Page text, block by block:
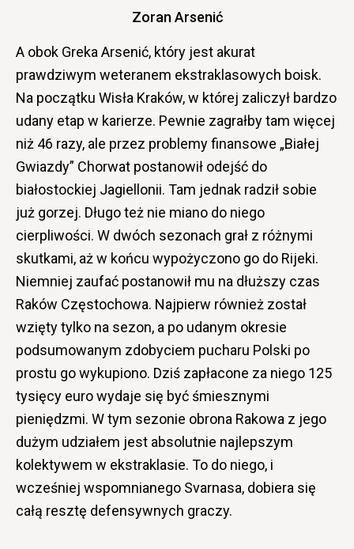
Zoran Arsenić
A obok Greka Arsenić, który jest akurat
prawdziwym weteranem ekstraklasowych boisk.
Na początku Wisła Kraków, w której zaliczył bardzo
udany etap w karierze. Pewnie zagrałby tam więcej
niż 46 razy, ale przez problemy finansowe „Białej
Gwiazdy” Chorwat postanowił odejść do
białostockiej Jagiellonii. Tam jednak radził sobie
już gorzej. Długo też nie miano do niego
cierpliwości. W dwóch sezonach grał z różnymi
skutkami, aż w końcu wypożyczono go do Rijeki.
Niemniej zaufać postanowił mu na dłuższy czas
Raków Częstochowa. Najpierw również został
wzięty tylko na sezon, a po udanym okresie
podsumowanym zdobyciem pucharu Polski po
prostu go wykupiono. Dziś zapłacone za niego 125
tysięcy euro wydaje się być śmiesznymi
pieniędzmi. W tym sezonie obrona Rakowa z jego
dużym udziałem jest absolutnie najlepszym
kolektywem w ekstraklasie. To do niego, i
wcześniej wspomnianego Svarnasa, dobiera się
całą resztę defensywnych graczy.